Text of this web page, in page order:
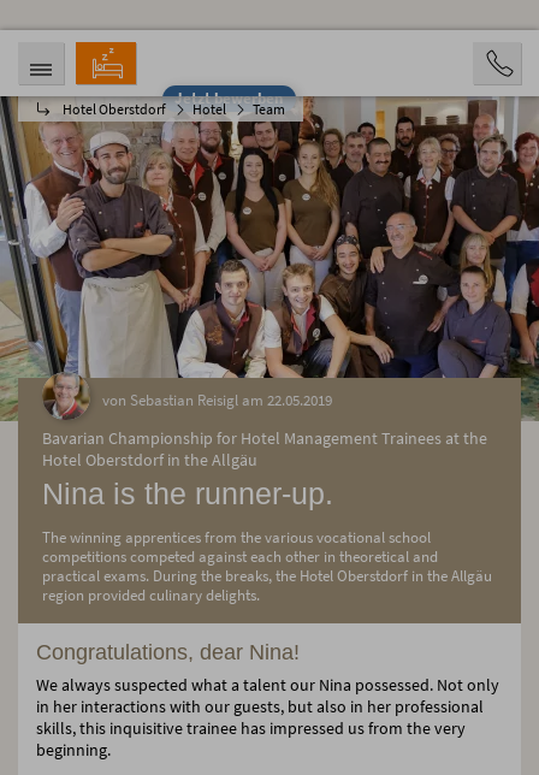
Jetzt bewerben
Hotel Oberstdorf Hotel Team
ANREISE
07.08.2026
ABREISE
12.08.2026
PERSONEN
2 Personen
BUCHEN
von Sebastian Reisigl am 22.05.2019
Bavarian Championship for Hotel Management Trainees at the
Hotel Oberstdorf in the Allgäu
Nina is the runner-up.
The winning apprentices from the various vocational school
competitions competed against each other in theoretical and
practical exams. During the breaks, the Hotel Oberstdorf in the Allgäu
region provided culinary delights.
Congratulations, dear Nina!
We always suspected what a talent our Nina possessed. Not only
in her interactions with our guests, but also in her professional
skills, this inquisitive trainee has impressed us from the very
beginning.